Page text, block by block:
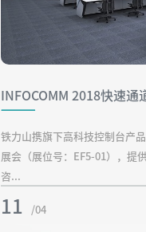
INFOCOMM 2018快速
铁力山携旗下高科技控制台产
展会（展位号：EF5-01），提
咨...
11 /04